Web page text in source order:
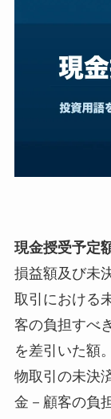
現金授受予定
損益額及び未
取引における
客の負担すべ
を差引いた額
物取引の未決
金－顧客の負